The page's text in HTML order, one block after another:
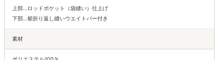
上部…ロッドポケット（袋縫い）仕上げ
下部…裾折り返し縫いウエイトバー付き
素材